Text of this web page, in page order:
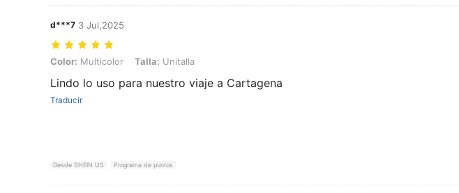
d***7 3 Jul,2025
Color: Multicolor, Talla: Unitalla
Color: Multicolor Talla: Unitalla
Lindo lo uso para nuestro viaje a Cartagena
Traducir
Desde SHEIN US Programa de puntos